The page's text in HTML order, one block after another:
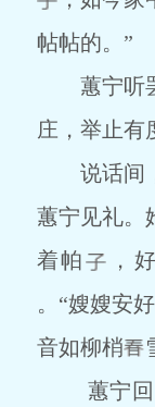
帖帖的。”
蕙宁听
庄，举止有
说话间，
蕙宁见礼。
着帕
，
。“嫂嫂安
音如柳梢
蕙宁回以